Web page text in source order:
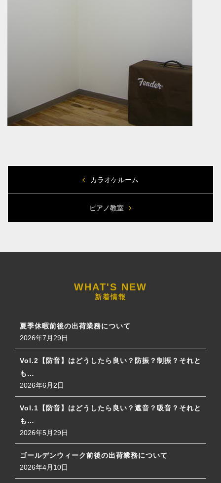
カラオケルーム
ピアノ教室
新着情報
夏季休暇前後の出荷業務について
2026年7月29日
Vol.2【防音】はどうしたら良い？防振？制振？それと
も…
2026年6月2日
Vol.1【防音】はどうしたら良い？遮音？吸音？それと
も…
2026年5月29日
ゴールデンウィーク前後の出荷業務について
2026年4月10日